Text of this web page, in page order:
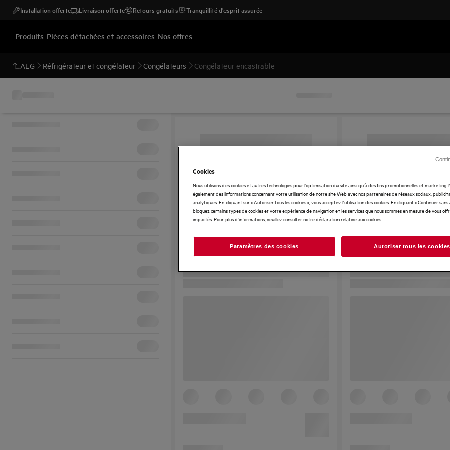
Installation offerte Livraison offerte Retours gratuits Tranquillité d'esprit assurée
Produits Pièces détachées et accessoires Nos offres
AEG Réfrigérateur et congélateur Congélateurs Congélateur encastrable
Cookies
Nous utilisons des cookies et autres technologies pour l’optimisation du site ainsi qu’à des fins promotionnelles et
également des informations concernant votre utilisation de notre site Web avec nos partenaires de réseaux sociaux,
analytiques. En cliquant sur « Autoriser tous les cookies », vous acceptez l'utilisation des cookies. En cliquant « Continuer
bloquez certains types de cookies et votre expérience de navigation et les services que nous sommes en mesure de vous
impactés. Pour plus d'informations, veuillez consulter notre déclaration relative aux cookies.
Paramètres des cookies Autoriser tous les cookies